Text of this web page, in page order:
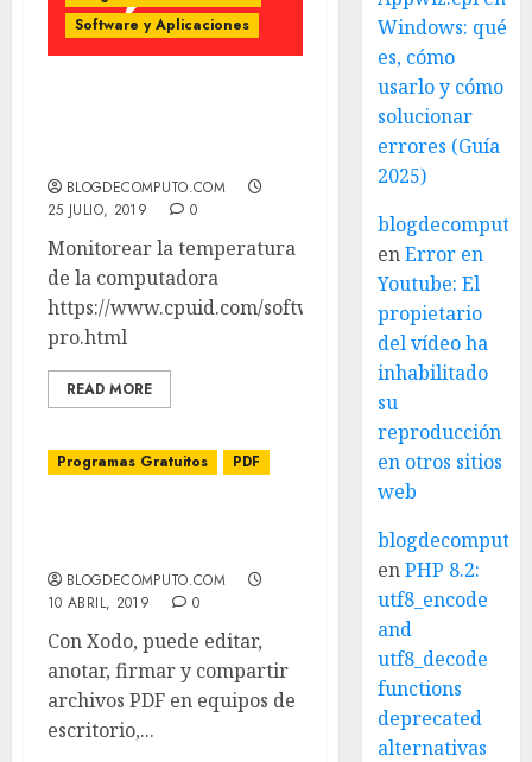
Software y Aplicaciones
BLOGDECOMPUTO.COM
25 JULIO, 2019
0
Monitorear la temperatura
de la computadora
https://www.cpuid.com/softwares/hwmonitor-
pro.html
READ MORE
Programas Gratuitos PDF
BLOGDECOMPUTO.COM
10 ABRIL, 2019
0
Con Xodo, puede editar,
anotar, firmar y compartir
archivos PDF en equipos de
escritorio,...
Windows: qué
es, cómo
usarlo y cómo
solucionar
errores (Guía
2025)
enError en
Youtube: El
propietario
del vídeo ha
inhabilitado
su
reproducción
en otros sitios
web
enPHP 8.2:
utf8_encode
and
utf8_decode
functions
deprecated
alternativas